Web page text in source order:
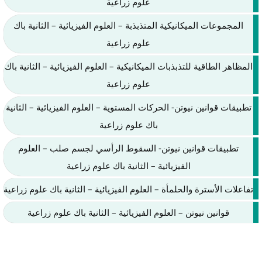
المجموعات الميكانيكية المتذبذبة – العلوم الفيزيائية – الثانية باك
علوم زراعية
المظاهر الطاقية للتذبذبات الميكانيكية – العلوم الفيزيائية – الثانية باك
علوم زراعية
تطبيقات قوانين نيوتن- الحركات المستوية – العلوم الفيزيائية – الثانية
باك علوم زراعية
تطبيقات قوانين نيوتن- السقوط الرأسي لجسم صلب – العلوم
الفيزيائية – الثانية باك علوم زراعية
تفاعلات الأسترة والحلمأة – العلوم الفيزيائية – الثانية باك علوم زراعية
قوانين نيوتن – العلوم الفيزيائية – الثانية باك علوم زراعية